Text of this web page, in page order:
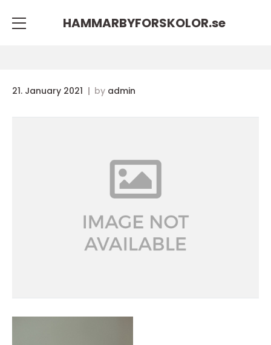
HAMMARBYFORSKOLOR.se
21. January 2021 by admin